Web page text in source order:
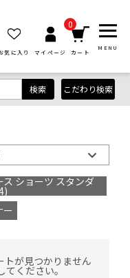
気に入り マイページ
0
カート
MENU
検索 こだわり検索
ショーツ スタンダ
ー
トが見つかりません
ください。